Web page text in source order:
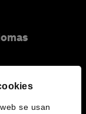
se usan